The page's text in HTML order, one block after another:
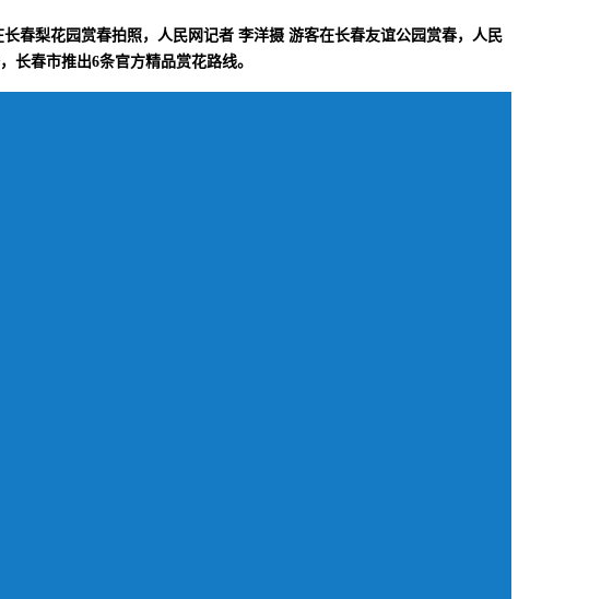
春梨花园赏春拍照，人民网记者 李洋摄 游客在长春友谊公园赏春，人民
春市推出6条官方精品赏花路线‌。